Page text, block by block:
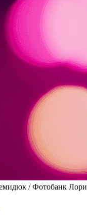
/ Фотобанк Лори